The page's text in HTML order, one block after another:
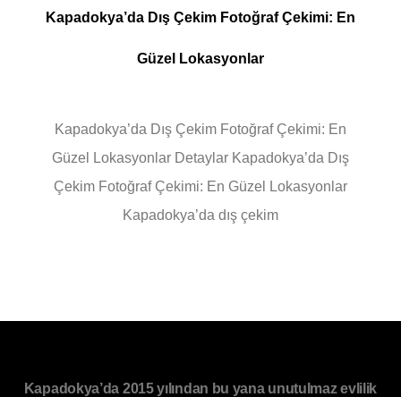
Kapadokya’da Dış Çekim Fotoğraf Çekimi: En
Güzel Lokasyonlar
Kapadokya’da Dış Çekim Fotoğraf Çekimi: En
Güzel Lokasyonlar Detaylar Kapadokya’da Dış
Çekim Fotoğraf Çekimi: En Güzel Lokasyonlar
Kapadokya’da dış çekim
Kapadokya’da 2015 yılından bu yana unutulmaz evlilik